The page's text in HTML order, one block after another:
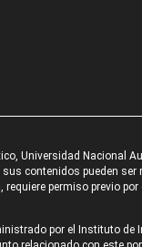
Universidad Nacional
sus contenidos pueden
requiere permiso previo
por el Instituto de